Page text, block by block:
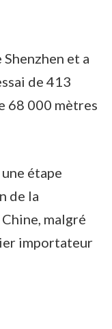
et a
de 413
68 000 mètres
étape
de la
malgré
importateur